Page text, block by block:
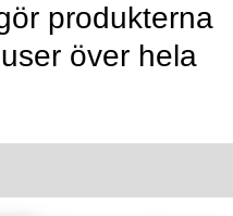
produkterna
över hela